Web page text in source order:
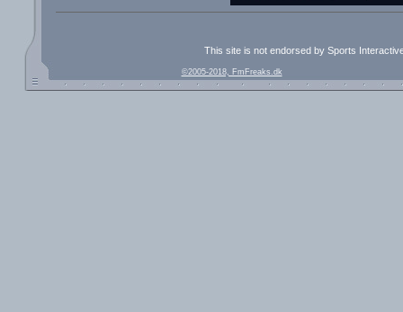
This site is not endorsed by Sports
©2005-2018, FmFreaks.dk